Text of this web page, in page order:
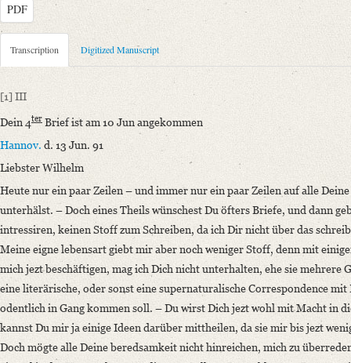
PDF
Metadata Concerning Header
Sender: Johann Carl Fürchtegott Schlegel
Recipient: August Wilhelm von Schlegel
Place of Destination: AmsterdamGND
Date: 13.06.1791
Notations: Empfangsort erschlossen.
Manuscript
Provider: Dresden, Sächsische Landesbibliothek - Staats- und
OAI Id: DE-1a-34097
Classification Number: Mscr.Dresd.e.90,XIX,Bd.23,Nr.58
Number of Pages: 4S. auf Doppelbl., hs. m. U.
Format: 19 x 11,7 cm
Incipit: „[1] III
Dein 4ter Brief ist am 10 Jun angekommen
Hannov. d. 13 Jun. 91
Transcription Digitized Manuscript
[1] III
Dein 4ter Brief ist am 10 Jun angekommen
Hannov. d. 13 Jun. 91
Liebster Wilhelm
Heute nur ein paar Zeilen – und immer nur ein paar Zeilen auf alle
unterhälst. – Doch eines Theils wünschest Du öfters Briefe, und dann
intressiren, keinen Stoff zum Schreiben, da ich Dir nicht über das
Meine eigne lebensart giebt mir aber noch weniger Stoff, denn mit
mich jezt beschäftigen, mag ich Dich nicht unterhalten, ehe sie mehrere
eine literärische, oder sonst eine supernaturalische Correspondence mit
odentlich in Gang kommen soll. – Du wirst Dich jezt wohl mit Macht in
kannst Du mir ja einige Ideen darüber mittheilen, da sie mir bis jezt
Doch mögte alle Deine beredsamkeit nicht hinreichen, mich zu